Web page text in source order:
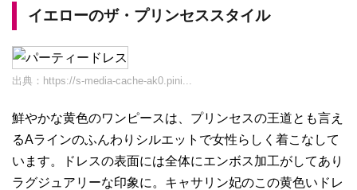
イエローのザ・プリンセススタイル
出典： https://s-media-cache-ak0.pini...
鮮やかな黄色のワンピースは、プリンセスの王道とも言え
るAラインのふんわりシルエットで女性らしく着こなして
います。ドレスの表面には全体にエンボス加工がしてあり
ラグジュアリーな印象に。キャサリン妃のこの黄色いドレ